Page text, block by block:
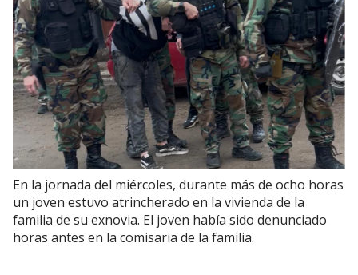
En la jornada del miércoles, durante más de ocho horas
un joven estuvo atrincherado en la vivienda de la
familia de su exnovia. El joven había sido denunciado
horas antes en la comisaria de la familia.